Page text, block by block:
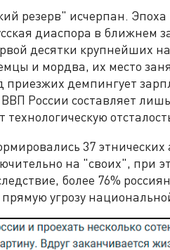
резерв" исчерпан.
диаспора в ближнем
десятки крупнейших
и мордва, их место
демпингует
России составляет
37 этнических
на "своих", при
более 76%
угрозу